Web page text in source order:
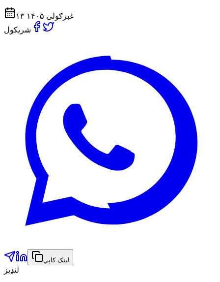
۱۳ غبرګولی ۱۴۰۵
شریکول
لینک کاپي
لنډیز